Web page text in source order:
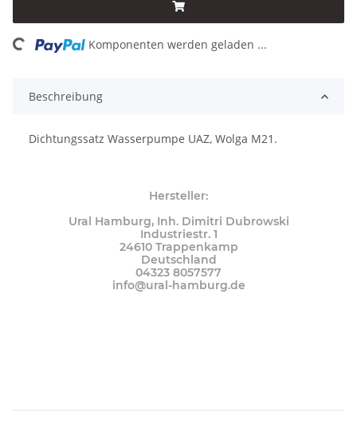
Komponenten werden geladen ...
Beschreibung
Dichtungssatz Wasserpumpe UAZ, Wolga M21.
Hersteller:
Ural Hamburg, Inh. Dimitri Dubrowski
Industriestr. 1
24610 Trappenkamp
Deutschland
04323 8057577
info@ural-hamburg.de